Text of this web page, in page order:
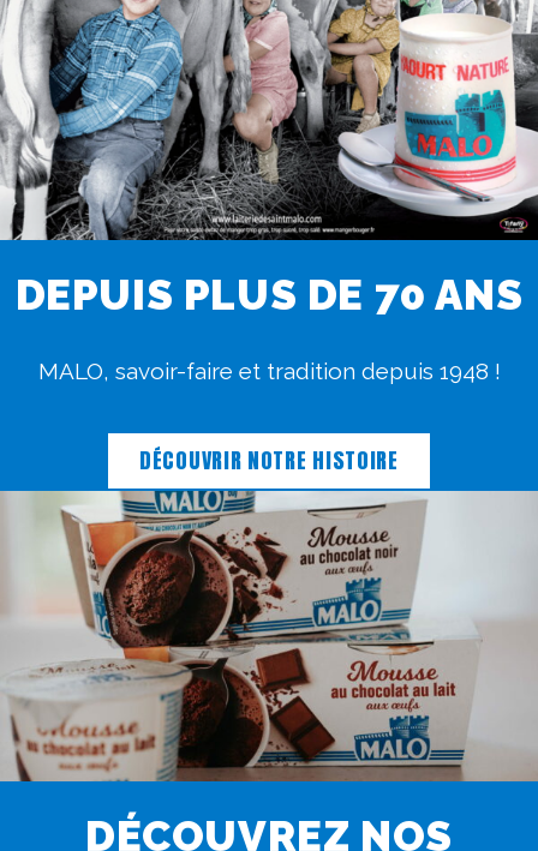
DEPUIS PLUS DE 70 ANS
MALO, savoir-faire et tradition depuis 1948 !
DÉCOUVRIR NOTRE HISTOIRE
DÉCOUVREZ NOS